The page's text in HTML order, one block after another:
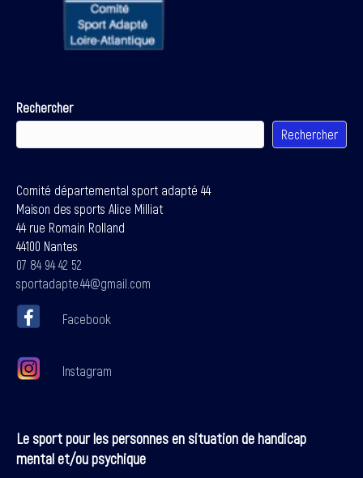
Rechercher
Rechercher
Comité départemental sport adapté 44
Maison des sports Alice Milliat
44 rue Romain Rolland
44100 Nantes
07 84 94 42 52
sportadapte.44@gmail.com
Facebook
Instagram
Le sport pour les personnes en situation de handicap
mental et/ou psychique